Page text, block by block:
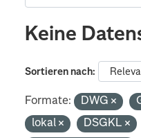
Keine
Sortieren nach
Formate: DWG
lokal
DSGKL